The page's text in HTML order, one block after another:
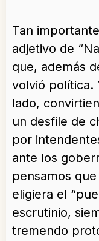
Tan
adjetivo de
que, además
volvió política.
lado,
un desfile de
por
ante los
pensamos que
eligiera el
escrutinio,
tremendo